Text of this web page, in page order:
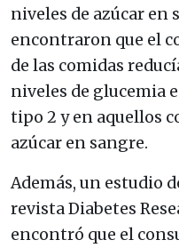
niveles de azúcar en
encontraron que el
de las comidas
niveles de glucemia
tipo 2 y en aquellos
azúcar en sangre.
Además, un estudio
revista Diabetes
encontró que el